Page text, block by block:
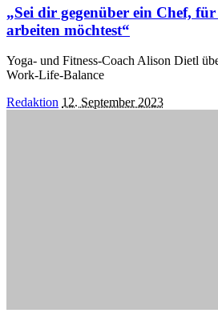
„Sei dir gegenüber ein Chef,
arbeiten möchtest“
Yoga- und Fitness-Coach Alison Dietl
Work-Life-Balance
Posted
Redaktion 12. September 2023